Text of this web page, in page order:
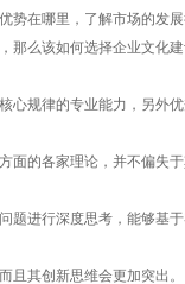
势在哪里，了解市场的发
么该如何选择企业文化建
规律的专业能力，另外优
的各家理论，并不偏失于
进行深度思考，能够基于
其创新思维会更加突出。